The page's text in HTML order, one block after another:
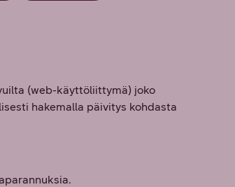
(web-käyttöliittymä) joko
hakemalla päivitys kohdasta